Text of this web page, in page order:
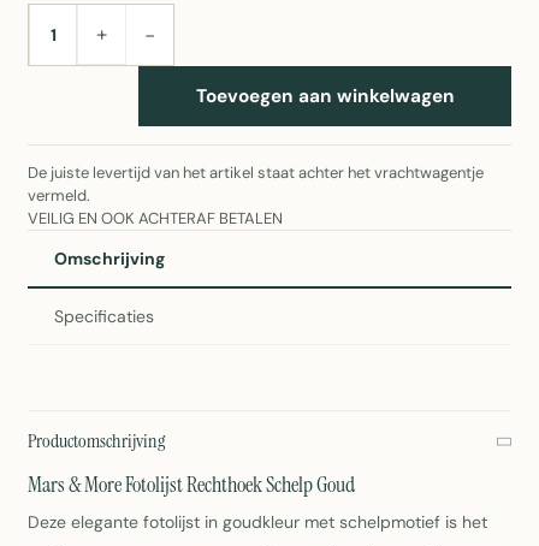
AANTAL+ −
Toevoegen aan winkelwagen
De juiste levertijd van het artikel staat achter het vrachtwagentje
vermeld.
VEILIG EN OOK ACHTERAF BETALEN
Omschrijving
Specificaties
Productomschrijving
Mars & More Fotolijst Rechthoek Schelp Goud
Deze elegante fotolijst in goudkleur met schelpmotief is het